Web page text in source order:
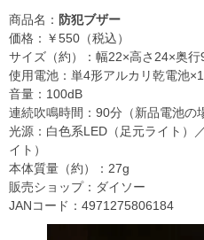
商品名： 防犯ブザー
価格：￥550（税込）
サイズ（約）：幅22×高さ24×奥行
使用電池：単4形アルカリ乾電池
音量：100dB
連続吹鳴時間：90分（新品電池の
光源：白色系LED（足元ライト）
イト）
本体質量（約）：27g
販売ショップ：ダイソー
JANコード：4971275806184